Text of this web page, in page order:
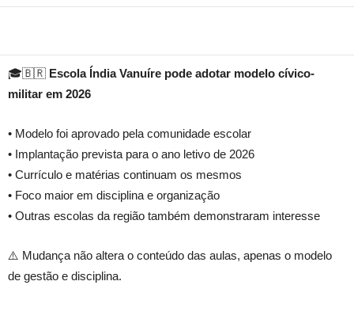
🎓🇧🇷 Escola Índia Vanuíre pode adotar modelo cívico-
militar em 2026
• Modelo foi aprovado pela comunidade escolar
• Implantação prevista para o ano letivo de 2026
• Currículo e matérias continuam os mesmos
• Foco maior em disciplina e organização
• Outras escolas da região também demonstraram interesse
⚠️ Mudança não altera o conteúdo das aulas, apenas o modelo
de gestão e disciplina.